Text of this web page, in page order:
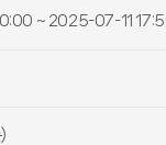
~ 2025-07-11